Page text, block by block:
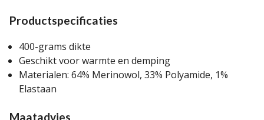
Productspecificaties
400-grams dikte
Geschikt voor warmte en demping
Materialen: 64% Merinowol, 33% Polyamide, 1%
Elastaan
Maatadvies